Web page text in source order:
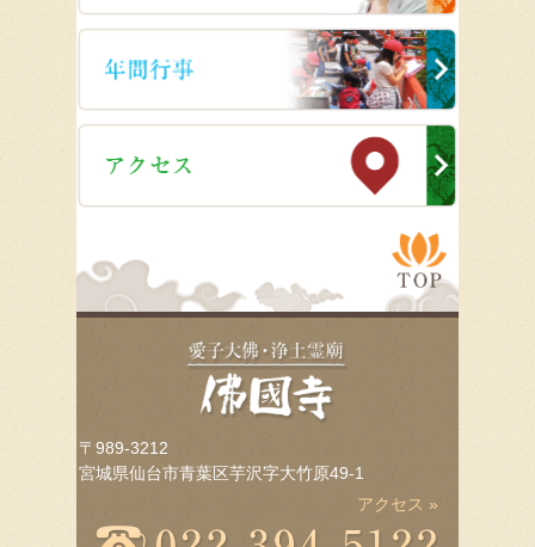
〒989-3212
宮城県仙台市青葉区芋沢字大竹原49-1
アクセス »